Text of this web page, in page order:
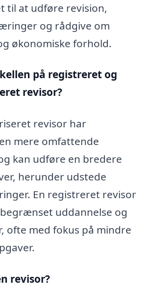
til at udføre revision,
og rådgive om
økonomiske forhold.
på registreret og
revisor?
revisor har
mere omfattende
kan udføre en bredere
herunder udstede
En registreret revisor
uddannelse og
ofte med fokus på mindre
revisor?